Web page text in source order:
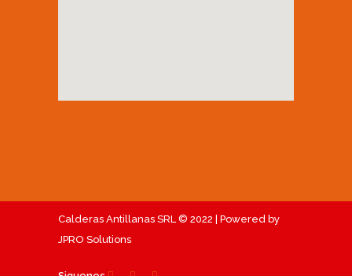
Calderas Antillanas SRL © 2022 | Powered by
JPRO Solutions